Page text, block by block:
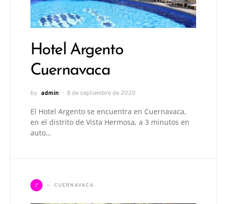
Hotel Argento
Cuernavaca
by admin 8 de septiembre de 2020
El Hotel Argento se encuentra en Cuernavaca,
en el distrito de Vista Hermosa, a 3 minutos en
auto…
C CUERNAVACA